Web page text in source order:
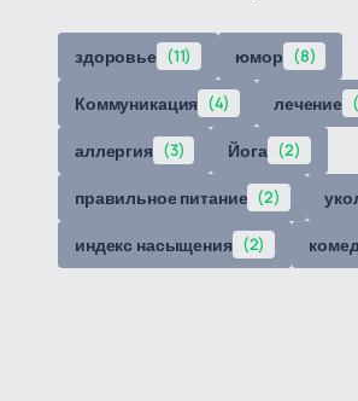
здоровье (11) юмор (8)
Коммуникация (4) лечение
аллергия (3) Йога (2)
правильное питание (2)
индекс насыщения (2)